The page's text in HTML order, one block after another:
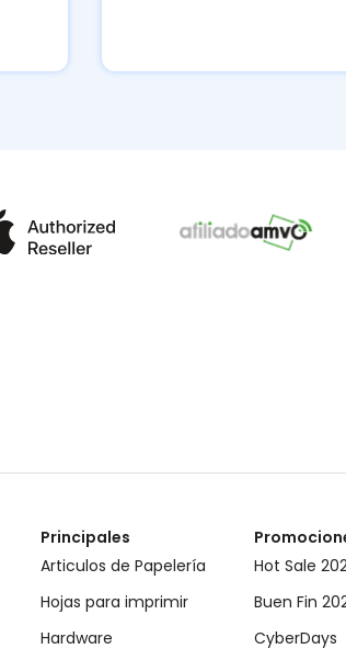
Principales
Articulos de Papelería
Hojas para imprimir
Hardware
Hot Sale
Buen Fin
CyberDays